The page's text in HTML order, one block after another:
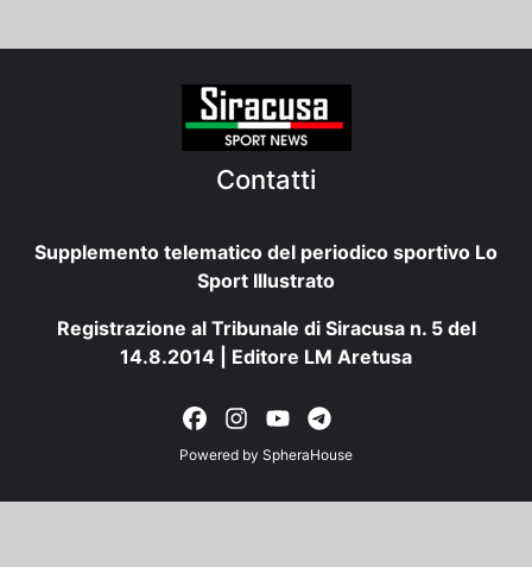
Contatti
Supplemento telematico del periodico sportivo Lo
Sport Illustrato
Registrazione al Tribunale di Siracusa n. 5 del
14.8.2014 | Editore LM Aretusa
Powered by SpheraHouse